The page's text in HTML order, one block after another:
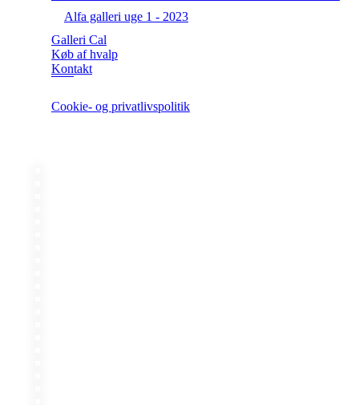
Alfa galleri uge 1 - 2023
Galleri Cal
Køb af hvalp
Kontakt
Cookie- og privatlivspolitik